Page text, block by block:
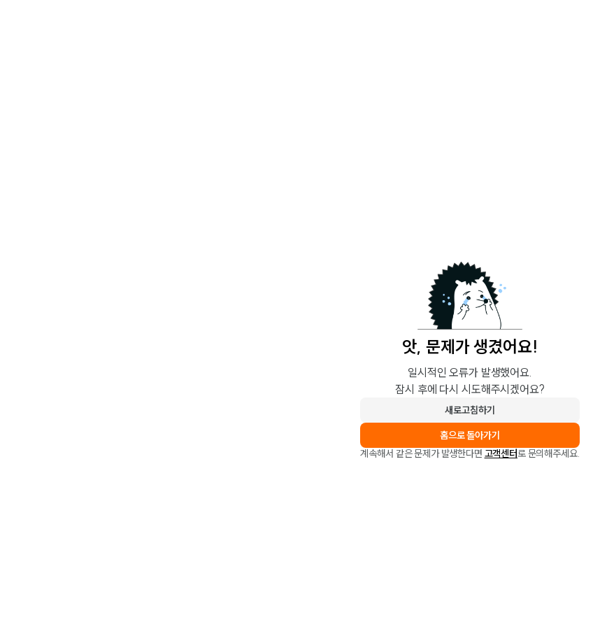
앗, 문제가 생겼어요!
일시적인 오류가 발생했어요.
잠시 후에 다시 시도해주시겠어요?
새로고침하기
홈으로 돌아가기
계속해서 같은 문제가 발생한다면 고객센터로 문의해주세요.